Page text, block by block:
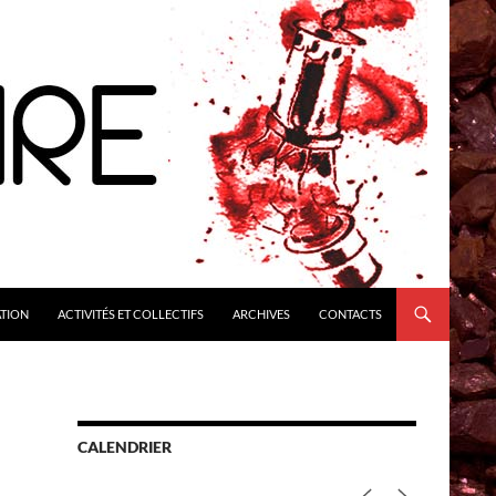
ACTIVITÉS ET COLLECTIFS ARCHIVES CONTACTS
CALENDRIER